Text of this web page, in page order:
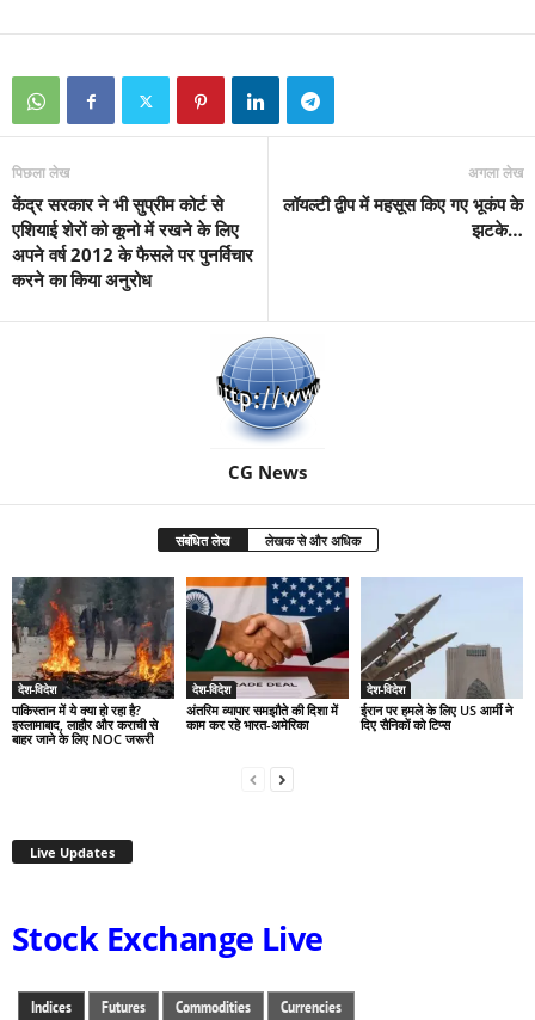
पिछला लेख
केंद्र सरकार ने भी सुप्रीम कोर्ट से
एशियाई शेरों को कूनो में रखने के लिए
अपने वर्ष 2012 के फैसले पर पुनर्विचार
करने का किया अनुरोध
अगला लेख
लॉयल्टी द्वीप में महसूस किए गए भूकंप के
झटके…
CG News
संबंधित लेख लेखक से और अधिक
देश-विदेश
पाकिस्तान में ये क्या हो रहा है?
इस्लामाबाद, लाहौर और कराची से
बाहर जाने के लिए NOC जरूरी
देश-विदेश
अंतरिम व्यापार समझौते की दिशा में
काम कर रहे भारत-अमेरिका
देश-विदेश
ईरान पर हमले के लिए US आर्मी ने
दिए सैनिकों को टिप्स
Live Updates
Stock Exchange Live